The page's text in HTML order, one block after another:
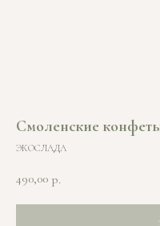
Смоленские
ЭКОСЛАДА
490,00 р.